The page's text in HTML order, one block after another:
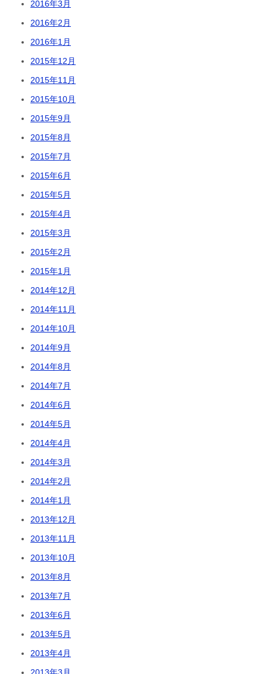
2016年3月
2016年2月
2016年1月
2015年12月
2015年11月
2015年10月
2015年9月
2015年8月
2015年7月
2015年6月
2015年5月
2015年4月
2015年3月
2015年2月
2015年1月
2014年12月
2014年11月
2014年10月
2014年9月
2014年8月
2014年7月
2014年6月
2014年5月
2014年4月
2014年3月
2014年2月
2014年1月
2013年12月
2013年11月
2013年10月
2013年8月
2013年7月
2013年6月
2013年5月
2013年4月